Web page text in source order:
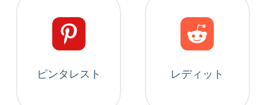
ピンタレスト レディット